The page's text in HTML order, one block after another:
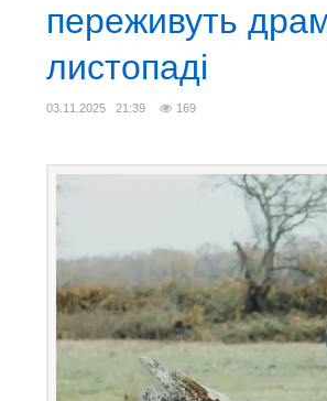
переживуть
листопаді
03.11.2025 21:39 169